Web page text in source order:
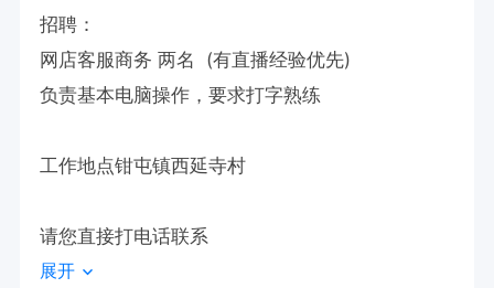
招聘：
网店客服商务 两名  (有直播经验优先)
负责基本电脑操作，要求打字熟练
工作地点钳屯镇西延寺村
请您直接打电话联系
展开